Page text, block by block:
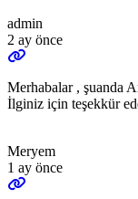
admin
2 ay önce
Merhabalar , şuanda
İlginiz için teşekkür
Meryem
1 ay önce